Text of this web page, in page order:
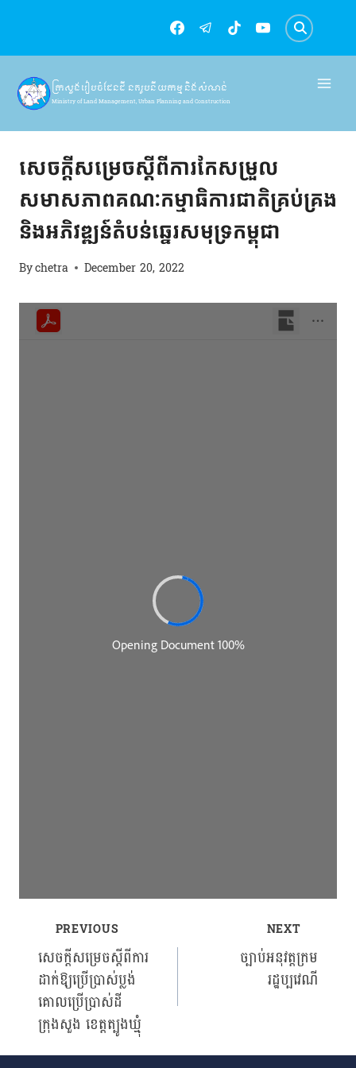
content
ក្រសួងរៀបចំដែនដី នគរូបនីយកម្ម និងសំណង់
Ministry of Land Management, Urban Planning and Construction
សេចក្តីសម្រេចស្តីពីការកែសម្រួល
សមាសភាពគណៈកម្មាធិការជាតិគ្រប់គ្រង
និងអភិវឌ្ឍន៍តំបន់ឆ្នេរសមុទ្រកម្ពុជា
Bychetra December 20, 2022
Post
navigation
PREVIOUS
សេចក្ដីសម្រេចស្ដីពីការ
ដាក់ឱ្យប្រើប្រាស់ប្លង់
គោលប្រើប្រាស់ដី
ក្រុងសួង ខេត្តត្បូងឃ្មុំ
NEXT
ច្បាប់អនុវត្តក្រម
រដ្ឋប្បវេណី